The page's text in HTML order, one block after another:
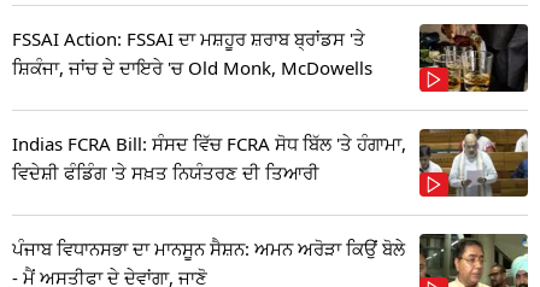
FSSAI Action: FSSAI ਦਾ ਮਸ਼ਹੂਰ ਸ਼ਰਾਬ ਬ੍ਰਾਂਡਸ 'ਤੇ
ਸ਼ਿਕੰਜਾ, ਜਾਂਚ ਦੇ ਦਾਇਰੇ 'ਚ Old Monk, McDowells
Indias FCRA Bill: ਸੰਸਦ ਵਿੱਚ FCRA ਸੋਧ ਬਿੱਲ 'ਤੇ ਹੰਗਾਮਾ,
ਵਿਦੇਸ਼ੀ ਫੰਡਿੰਗ 'ਤੇ ਸਖ਼ਤ ਨਿਯੰਤਰਣ ਦੀ ਤਿਆਰੀ
ਪੰਜਾਬ ਵਿਧਾਨਸਭਾ ਦਾ ਮਾਨਸੂਨ ਸੈਸ਼ਨ: ਅਮਨ ਅਰੋੜਾ ਕਿਉਂ ਬੋਲੇ
- ਮੈਂ ਅਸਤੀਫਾ ਦੇ ਦੇਵਾਂਗਾ, ਜਾਣੋ